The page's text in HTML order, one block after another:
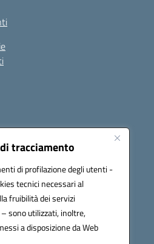
tracciamento
di profilazione degli utenti -
tecnici necessari al
fruibilità dei servizi
sono utilizzati, inoltre,
a disposizione da Web